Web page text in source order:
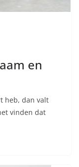
en
heb, dan valt
vinden dat